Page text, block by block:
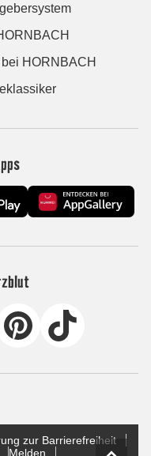
HORNBACH
zur Barrierefreiheit
Melden